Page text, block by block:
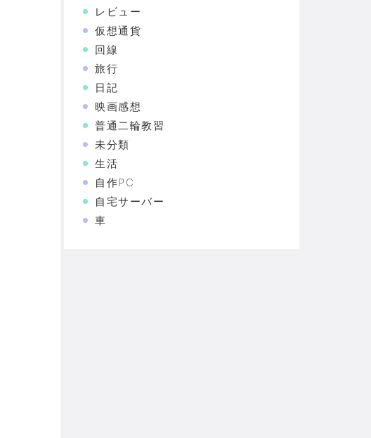
レビュー
仮想通貨
回線
旅行
日記
映画感想
普通二輪教習
未分類
生活
自作PC
自宅サーバー
車